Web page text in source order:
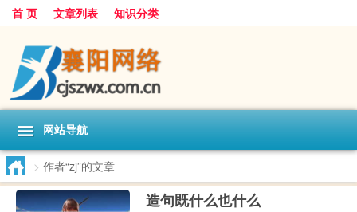
首 页 文章列表 知识分类
网站导航
> 作者“zj”的文章
造句既什么也什么